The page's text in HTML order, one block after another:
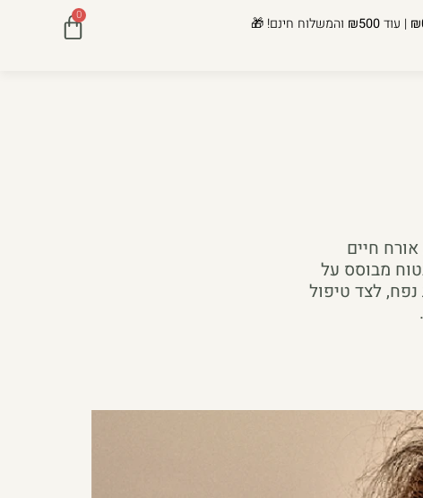
| עוד₪500 והמשלוח חינם! 🎁 0
חיים
מבוסס על
נפח, לצד טיפול